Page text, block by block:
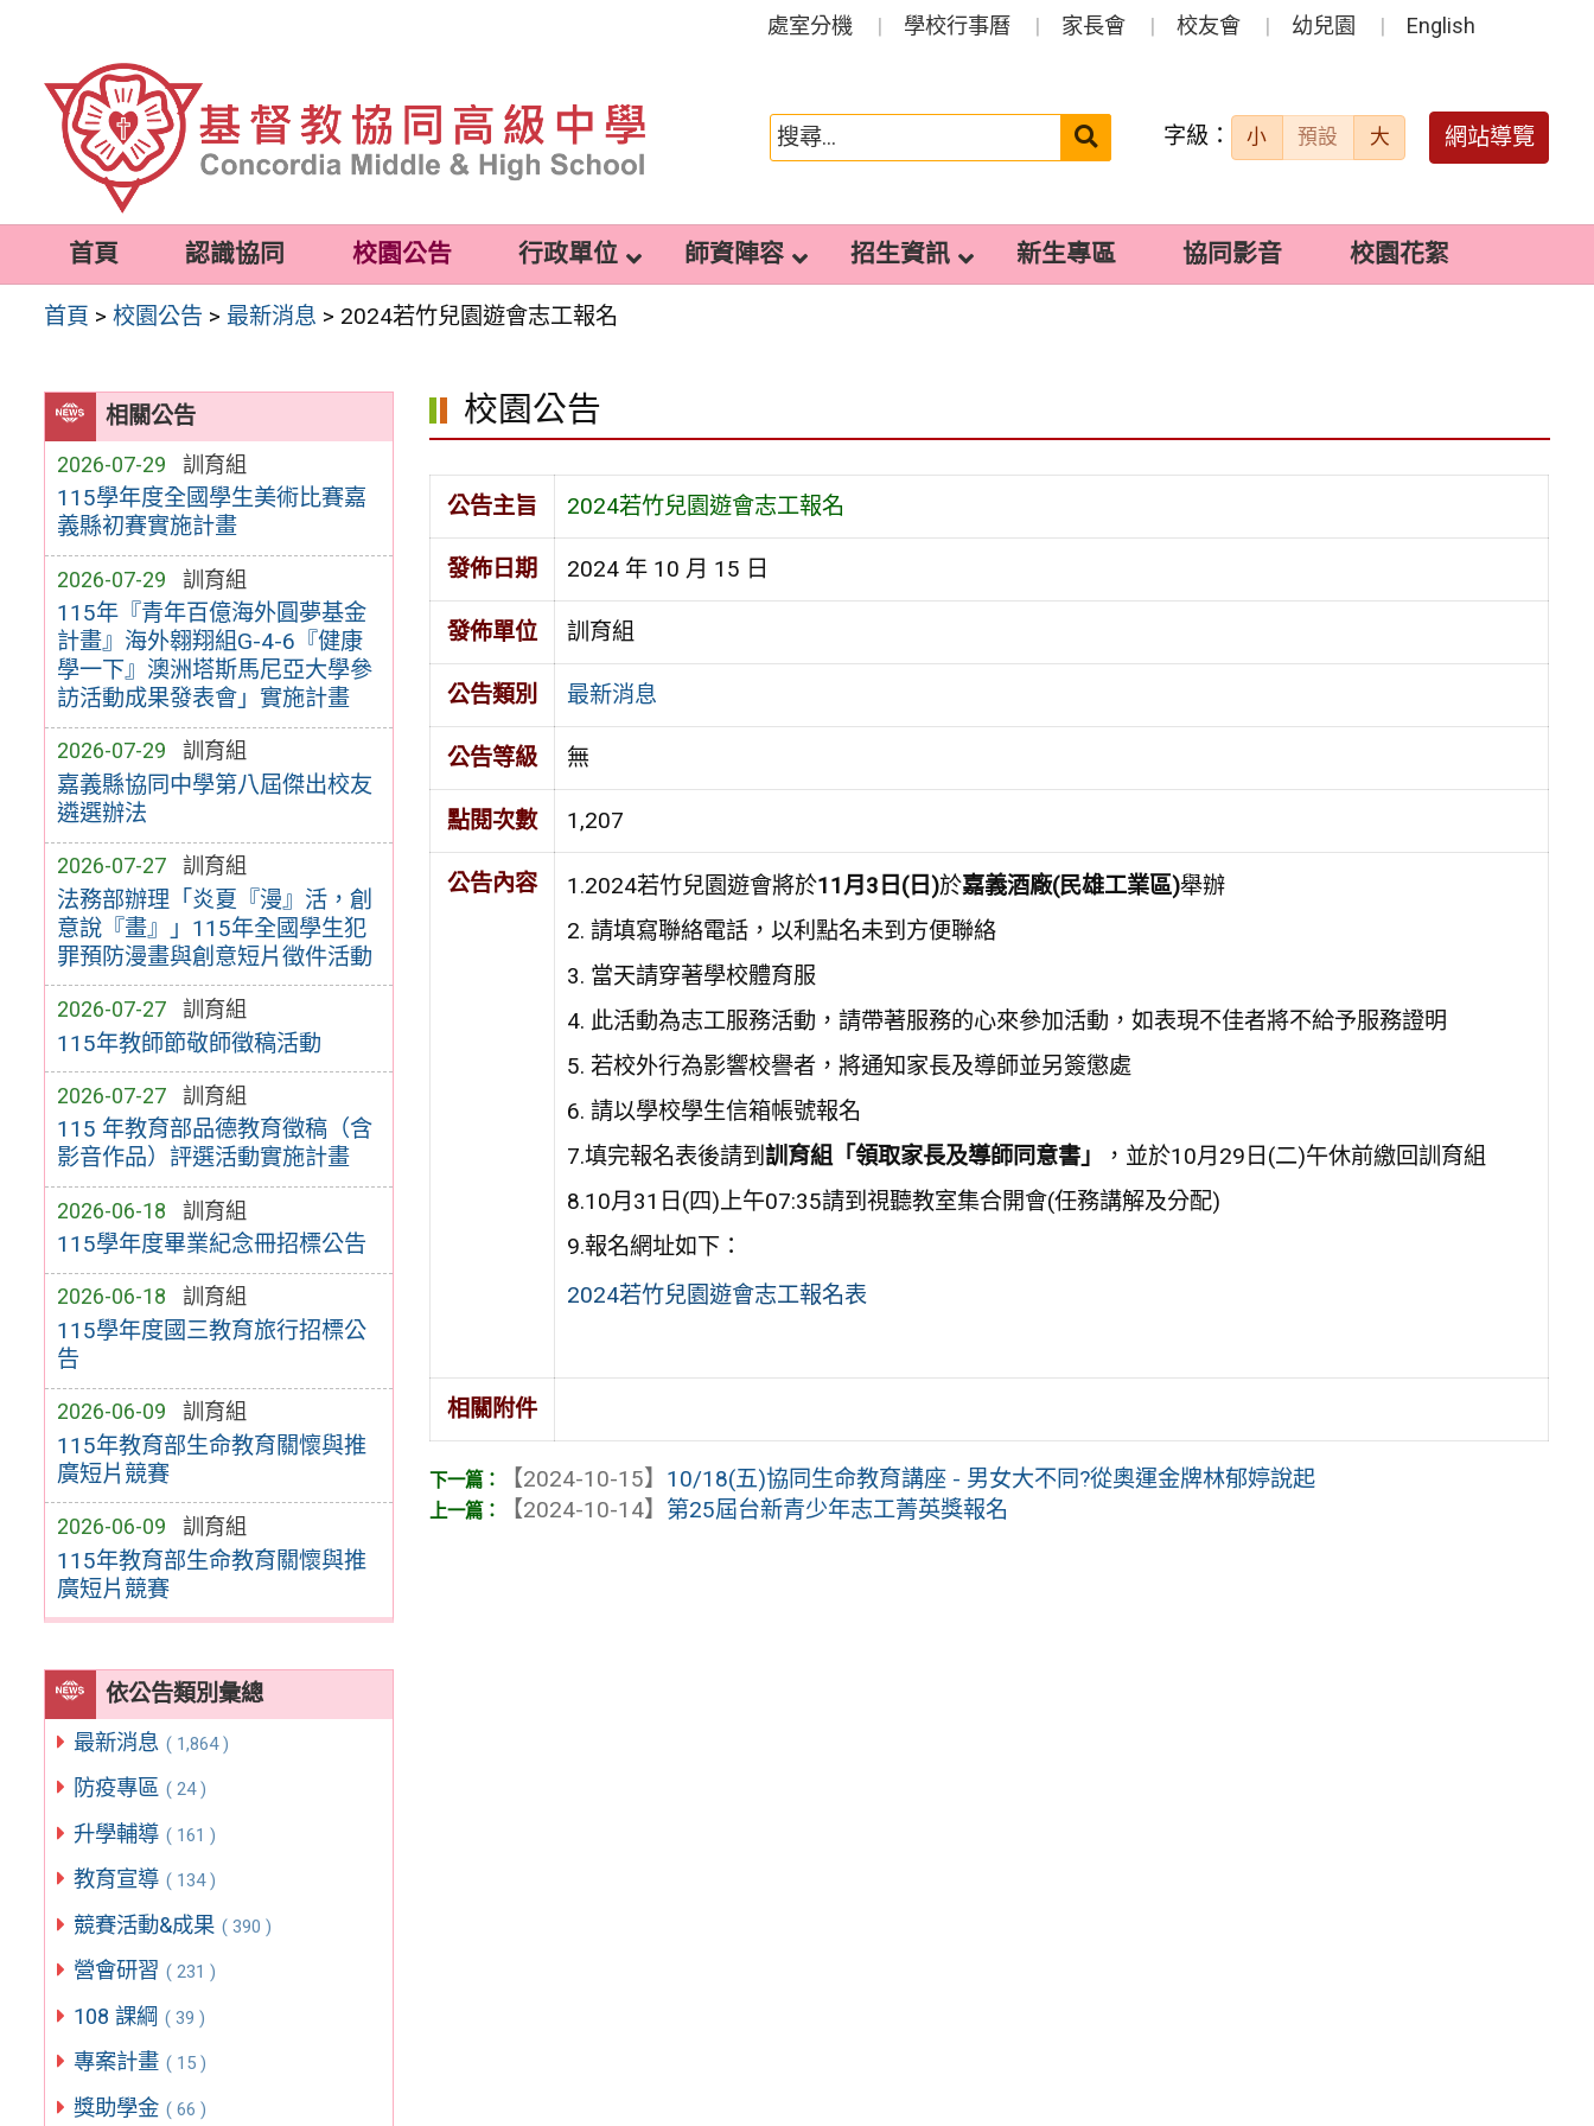
容
處室分機 學校行事曆 家長會 校友會 幼兒園 English
搜
送出 字級： 小 預設 大 網站導覽
首頁 認識協同 校園公告 行政單位 師資陣容 招生資訊 新生專區 協同影音 校園花絮
首頁 >校園公告 > 最新消息 > 2024若竹兒園遊會志工報名
相關公告
2026-07-29 訓育組
115學年度全國學生美術比賽嘉
義縣初賽實施計畫
2026-07-29 訓育組
115年『青年百億海外圓夢基金
計畫』海外翱翔組G-4-6『健康
學一下』澳洲塔斯馬尼亞大學參
訪活動成果發表會」實施計畫
2026-07-29 訓育組
嘉義縣協同中學第八屆傑出校友
遴選辦法
2026-07-27 訓育組
法務部辦理「炎夏『漫』活，創
意說『畫』」115年全國學生犯
罪預防漫畫與創意短片徵件活動
2026-07-27 訓育組
115年教師節敬師徵稿活動
2026-07-27 訓育組
115 年教育部品德教育徵稿（含
影音作品）評選活動實施計畫
2026-06-18 訓育組
115學年度畢業紀念冊招標公告
2026-06-18 訓育組
115學年度國三教育旅行招標公
告
2026-06-09 訓育組
115年教育部生命教育關懷與推
廣短片競賽
2026-06-09 訓育組
115年教育部生命教育關懷與推
廣短片競賽
依公告類別彙總
最新消息 ( 1,864 )
防疫專區 ( 24 )
升學輔導 ( 161 )
教育宣導 ( 134 )
競賽活動&成果 ( 390 )
營會研習 ( 231 )
108 課綱 ( 39 )
專案計畫 ( 15 )
獎助學金 ( 66 )
校園公告
公告主旨 2024若竹兒園遊會志工報名
發佈日期 2024 年 10 月 15 日
發佈單位 訓育組
公告類別 最新消息
公告等級 無
點閱次數 1,207
公告內容 1.2024若竹兒園遊會將於11月3日(日)於嘉義酒廠(民雄工業區)舉辦
2. 請填寫聯絡電話，以利點名未到方便聯絡
3. 當天請穿著學校體育服
4. 此活動為志工服務活動，請帶著服務的心來參加活動，如表現不佳者將不給予服務證明
5. 若校外行為影響校譽者，將通知家長及導師並另簽懲處
6. 請以學校學生信箱帳號報名
7.填完報名表後請到 訓育組「領取家長及導師同意書」
，並於10月29日(二)午休前繳回訓育組
8.10月31日(四)上午07:35請到視聽教室集合開會(任務講解及分配)
9.報名網址如下：
2024若竹兒園遊會志工報名表
相關附件
【2024-10-15】 10/18(五)協同生命教育講座 - 男女大不同?從奧運金牌林郁婷說起
【2024-10-14】 第25屆台新青少年志工菁英獎報名